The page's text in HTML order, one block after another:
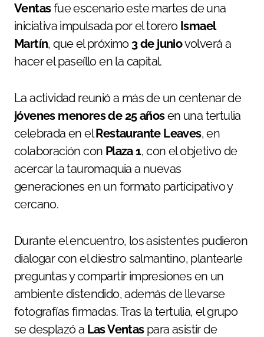
Ventasfue escenario este martes de una
iniciativa impulsada por el torero Ismael
Martín, que el próximo3 de juniovolverá a
hacer el paseíllo en la capital.
La actividad reunió a más de un centenar de
jóvenes menores de 25 añosen una tertulia
celebrada en elRestaurante Leaves, en
colaboración con Plaza 1, con el objetivo de
acercar la tauromaquia a nuevas
generaciones en un formato participativo y
cercano.
Durante el encuentro, los asistentes pudieron
dialogar con el diestro salmantino, plantearle
preguntas y compartir impresiones en un
ambiente distendido, además de llevarse
fotografías firmadas. Tras la tertulia, el grupo
se desplazó a Las Ventas para asistir de